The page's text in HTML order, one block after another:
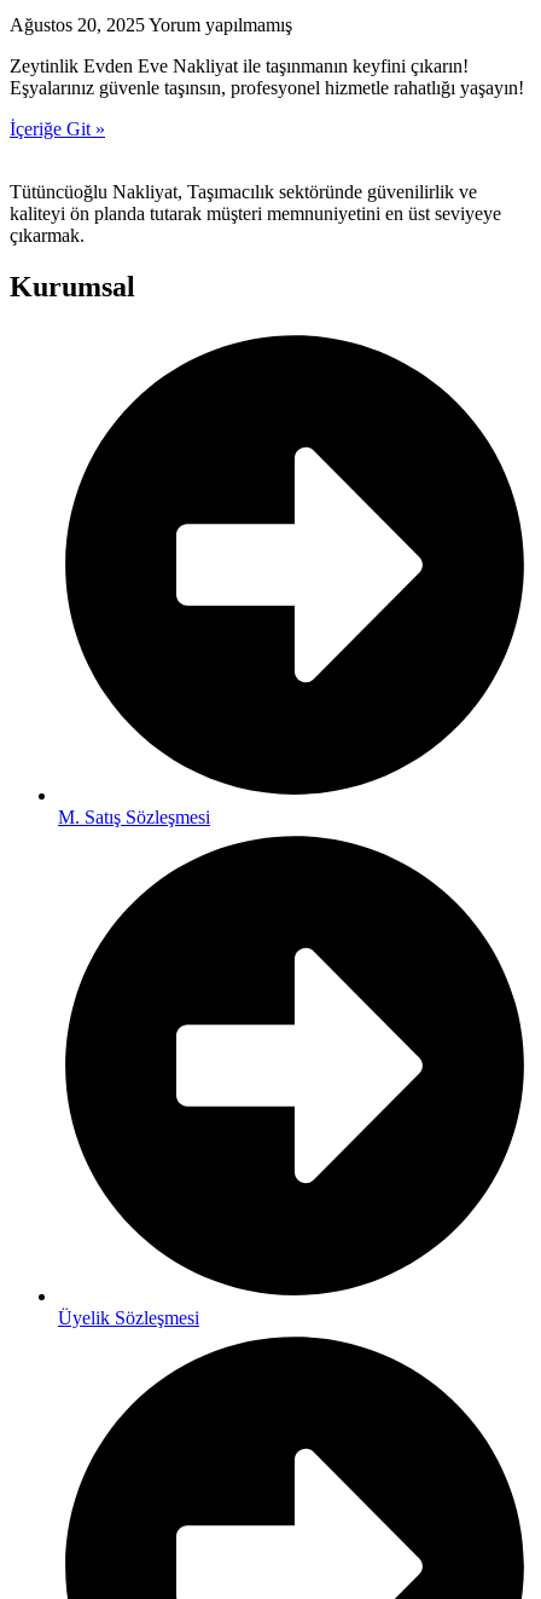
Ağustos 20, 2025Yorum yapılmamış
Zeytinlik Evden Eve Nakliyat ile taşınmanın keyfini çıkarın!
Eşyalarınız güvenle taşınsın, profesyonel hizmetle rahatlığı yaşayın!
İçeriğe Git »
Tütüncüoğlu Nakliyat, Taşımacılık sektöründe güvenilirlik ve
kaliteyi ön planda tutarak müşteri memnuniyetini en üst seviyeye
çıkarmak.
Kurumsal
M. Satış Sözleşmesi
Üyelik Sözleşmesi